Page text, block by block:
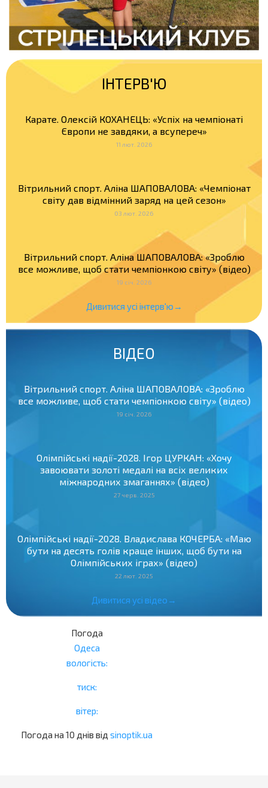
ІНТЕРВ'Ю
Карате. Олексій КОХАНЕЦЬ: «Успіх на чемпіонаті
Європи не завдяки, а всупереч»
11 лют. 2026
Вітрильний спорт. Аліна ШАПОВАЛОВА: «Чемпіонат
світу дав відмінний заряд на цей сезон»
03 лют. 2026
Вітрильний спорт. Аліна ШАПОВАЛОВА: «Зроблю
все можливе, щоб стати чемпіонкою світу» (відео)
19 січ. 2026
Дивитися усі інтерв'ю→
ВІДЕО
Вітрильний спорт. Аліна ШАПОВАЛОВА: «Зроблю
все можливе, щоб стати чемпіонкою світу» (відео)
19 січ. 2026
Олімпійські надії-2028. Ігор ЦУРКАН: «Хочу
завоювати золоті медалі на всіх великих
міжнародних змаганнях» (відео)
27 черв. 2025
Олімпійські надії-2028. Владислава КОЧЕРБА: «Маю
бути на десять голів краще інших, щоб бути на
Олімпійських іграх» (відео)
22 лют. 2025
Дивитися усі відео→
Погода
Одеса
вологість:
тиск:
вітер:
Погода на 10 днів від sinoptik.ua